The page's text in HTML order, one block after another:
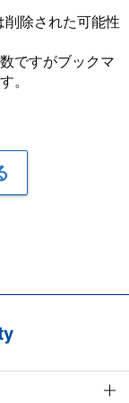
削除された可能性
ですがブックマ
。